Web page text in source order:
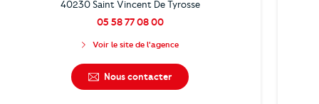
40230 Saint Vincent De Tyrosse
05 58 77 08 00
Voir le site de l'agence
Nous contacter